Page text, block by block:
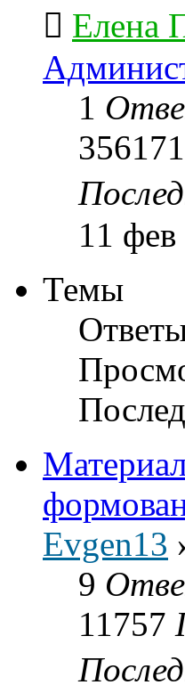
Елена
1
356171
11
Темы
Evgen13
9
11757